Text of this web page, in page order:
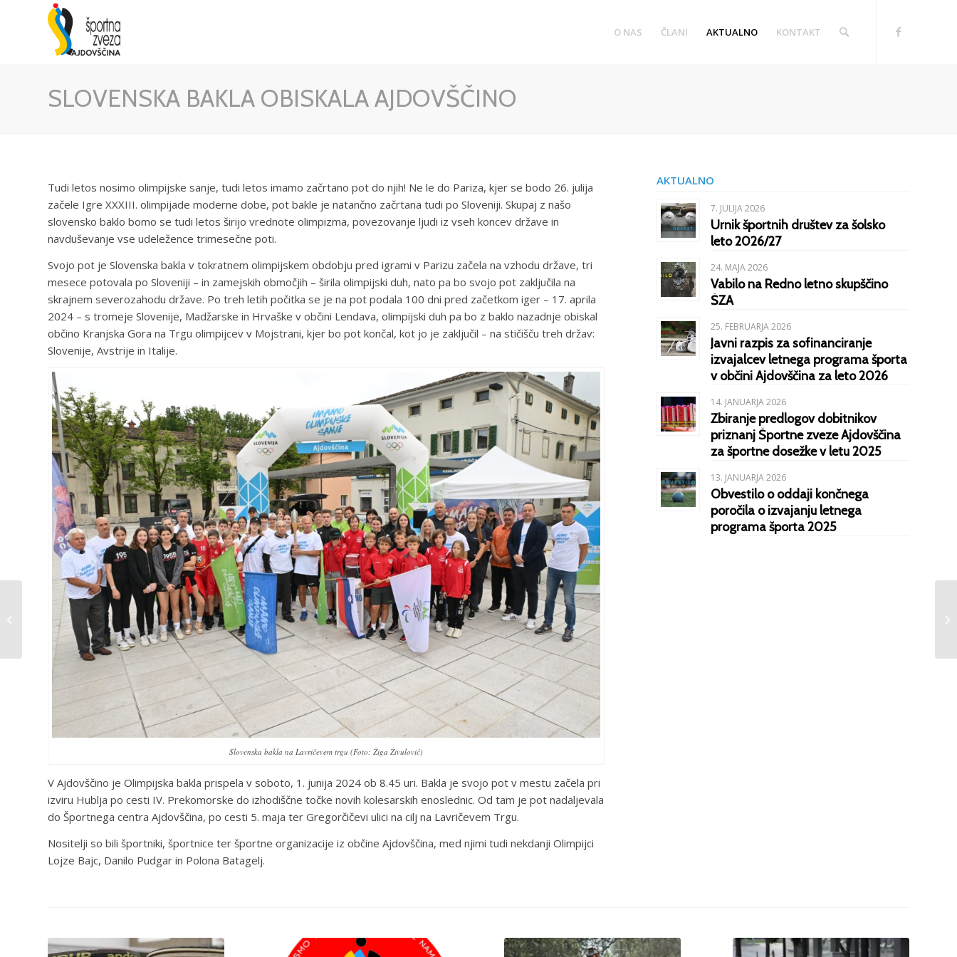
O NAS ČLANI AKTUALNO KONTAKT
SLOVENSKA BAKLA OBISKALA AJDOVŠČINO
Tudi letos nosimo olimpijske sanje, tudi letos imamo začrtano pot do njih! Ne le do Pariza, kjer se bodo 26. julija
začele Igre XXXIII. olimpijade moderne dobe, pot bakle je natančno začrtana tudi po Sloveniji. Skupaj z našo
slovensko baklo bomo se tudi letos širijo vrednote olimpizma, povezovanje ljudi iz vseh koncev države in
navduševanje vse udeležence trimesečne poti.
Svojo pot je Slovenska bakla v tokratnem olimpijskem obdobju pred igrami v Parizu začela na vzhodu države, tri
mesece potovala po Sloveniji – in zamejskih območjih – širila olimpijski duh, nato pa bo svojo pot zaključila na
skrajnem severozahodu države. Po treh letih počitka se je na pot podala 100 dni pred začetkom iger – 17. aprila
2024 – s tromeje Slovenije, Madžarske in Hrvaške v občini Lendava, olimpijski duh pa bo z baklo nazadnje obiskal
občino Kranjska Gora na Trgu olimpijcev v Mojstrani, kjer bo pot končal, kot jo je zaključil – na stičišču treh držav:
Slovenije, Avstrije in Italije.
Slovenska bakla na Lavričevem trgu (Foto: Žiga Živulović)
V Ajdovščino je Olimpijska bakla prispela v soboto, 1. junija 2024 ob 8.45 uri. Bakla je svojo pot v mestu začela pri
izviru Hublja po cesti IV. Prekomorske do izhodiščne točke novih kolesarskih enoslednic. Od tam je pot nadaljevala
do Športnega centra Ajdovščina, po cesti 5. maja ter Gregorčičevi ulici na cilj na Lavričevem Trgu.
Nositelji so bili športniki, športnice ter športne organizacije iz občine Ajdovščina, med njimi tudi nekdanji Olimpijci
Lojze Bajc, Danilo Pudgar in Polona Batagelj.
AKTUALNO
7. JULIJA 2026
Urnik športnih društev za šolsko
leto 2026/27
24. MAJA 2026
Vabilo na Redno letno skupščino
ŠZA
25. FEBRUARJA 2026
Javni razpis za sofinanciranje
izvajalcev letnega programa športa
v občini Ajdovščina za leto 2026
14. JANUARJA 2026
Zbiranje predlogov dobitnikov
priznanj Športne zveze Ajdovščina
za športne dosežke v letu 2025
13. JANUARJA 2026
Obvestilo o oddaji končnega
poročila o izvajanju letnega
programa športa 2025
Vabilo na redno letno
skupščino Športne
zveze Ajdovščina